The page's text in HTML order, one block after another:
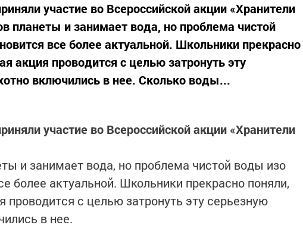
участие во Всероссийской акции «Хранители
планеты и занимает вода, но проблема чистой
все более актуальной. Школьники прекрасно
акция проводится с целью затронуть эту
включились в нее. Сколько воды...
участие во Всероссийской акции «Хранители
и занимает вода, но проблема чистой воды изо
более актуальной. Школьники прекрасно поняли,
проводится с целью затронуть эту серьезную
в нее.